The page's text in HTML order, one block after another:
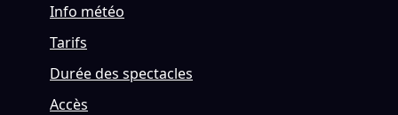
Info météo
Tarifs
Durée des spectacles
Accès